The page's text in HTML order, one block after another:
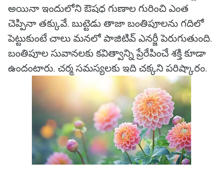
అయినా ఇందులోని ఔషధ గుణాల గురించి ఎంత
చెప్పినా తక్కువే. బుట్టెడు తాజా బంతిపూలను గదిలో
పెట్టుకుంటే చాలు మనలో పాజిటివ్‌ ఎనర్జీ పెరుగుతుంది.
బంతిపూల సువానలకు కవిత్వాన్ని ప్రేరేపించే శక్తి కూడా
ఉందంటారు. చర్మ సమస్యలకు ఇది చక్కని పరిష్కారం.